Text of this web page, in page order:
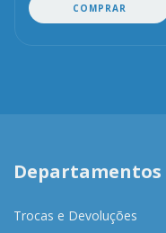
COMPRAR
Departamentos
Trocas e Devoluções